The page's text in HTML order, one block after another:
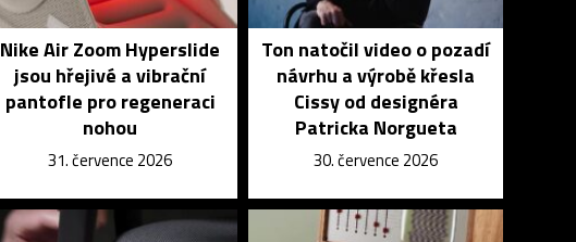
Nike Air Zoom Hyperslide
jsou hřejivé a vibrační
pantofle pro regeneraci
nohou
31. července 2026
Ton natočil video o pozadí
návrhu a výrobě křesla
Cissy od designéra
Patricka Norgueta
30. července 2026